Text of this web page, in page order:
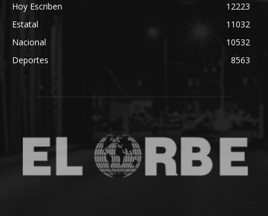
Hoy Escriben
12223
Estatal
11032
Nacional
10532
Deportes
8563